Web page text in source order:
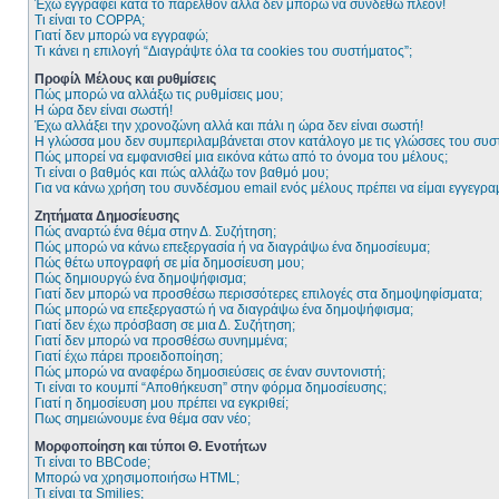
Έχω εγγραφεί κατά το παρελθόν αλλά δεν μπορώ να συνδεθώ πλέον!
Τι είναι το COPPA;
Γιατί δεν μπορώ να εγγραφώ;
Τι κάνει η επιλογή “Διαγράψτε όλα τα cookies του συστήματος”;
Προφίλ Μέλους και ρυθμίσεις
Πώς μπορώ να αλλάξω τις ρυθμίσεις μου;
Η ώρα δεν είναι σωστή!
Έχω αλλάξει την χρονοζώνη αλλά και πάλι η ώρα δεν είναι σωστή!
Η γλώσσα μου δεν συμπεριλαμβάνεται στον κατάλογο με τις γλώσσες του
Πώς μπορεί να εμφανισθεί μια εικόνα κάτω από το όνομα του μέλους;
Τι είναι ο βαθμός και πώς αλλάζω τον βαθμό μου;
Για να κάνω χρήση του συνδέσμου email ενός μέλους πρέπει να είμαι
Ζητήματα Δημοσίευσης
Πώς αναρτώ ένα θέμα στην Δ. Συζήτηση;
Πώς μπορώ να κάνω επεξεργασία ή να διαγράψω ένα δημοσίευμα;
Πώς θέτω υπογραφή σε μία δημοσίευση μου;
Πώς δημιουργώ ένα δημοψήφισμα;
Γιατί δεν μπορώ να προσθέσω περισσότερες επιλογές στα δημοψηφίσματα;
Πώς μπορώ να επεξεργαστώ ή να διαγράψω ένα δημοψήφισμα;
Γιατί δεν έχω πρόσβαση σε μια Δ. Συζήτηση;
Γιατί δεν μπορώ να προσθέσω συνημμένα;
Γιατί έχω πάρει προειδοποίηση;
Πώς μπορώ να αναφέρω δημοσιεύσεις σε έναν συντονιστή;
Τι είναι το κουμπί “Αποθήκευση” στην φόρμα δημοσίευσης;
Γιατί η δημοσίευση μου πρέπει να εγκριθεί;
Πως σημειώνουμε ένα θέμα σαν νέο;
Μορφοποίηση και τύποι Θ. Ενοτήτων
Τι είναι το BBCode;
Μπορώ να χρησιμοποιήσω HTML;
Τι είναι τα Smilies;